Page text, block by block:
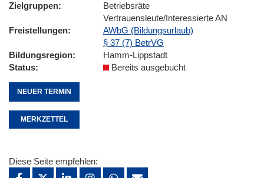
Zielgruppen
Betriebsräte
Vertrauensleute/Interessierte AN
Freistellungen
AWbG (Bildungsurlaub)
§ 37 (7) BetrVG
Bildungsregion
Hamm-Lippstadt
Status
Bereits ausgebucht
NEUER TERMIN
MERKZETTEL
Diese Seite empfehlen: